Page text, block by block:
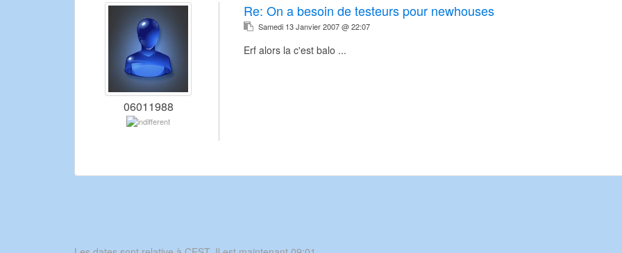
06011988
Re: On a besoin de testeurs pour newhouses
Samedi 13 Janvier 2007 @ 22:07
Erf alors la c'est balo ...